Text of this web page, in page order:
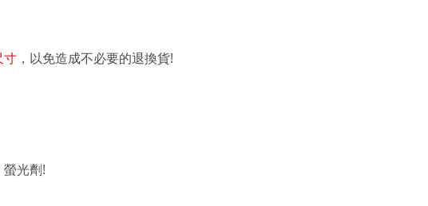
寸 ，以免造成不必要的退換貨!
光劑 !